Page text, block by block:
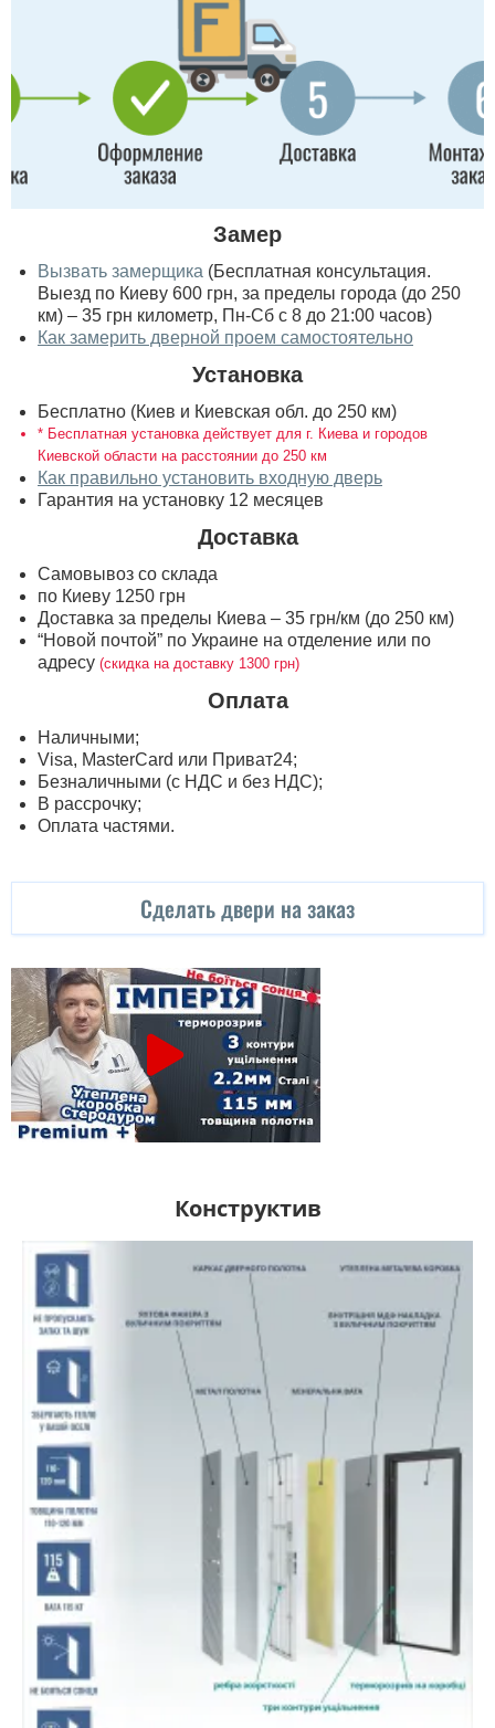
Замер
Вызвать замерщика (Бесплатная консультация.
Выезд по Киеву 600 грн, за пределы города (до 250
км) – 35 грн километр, Пн-Сб с 8 до 21:00 часов)
Как замерить дверной проем самостоятельно
Установка
Бесплатно (Киев и Киевская обл. до 250 км)
* Бесплатная установка действует для г. Киева и городов
Киевской области на расстоянии до 250 км
Как правильно установить входную дверь
Гарантия на установку 12 месяцев
Доставка
Самовывоз со склада
по Киеву 1250 грн
Доставка за пределы Киева – 35 грн/км (до 250 км)
“Новой почтой” по Украине на отделение или по
адресу (скидка на доставку 1300 грн)
Оплата
Наличными;
Visa, MasterСard или Приват24;
Безналичными (с НДС и без НДС);
В рассрочку;
Оплата частями.
Сделать двери на заказ
Конструктив